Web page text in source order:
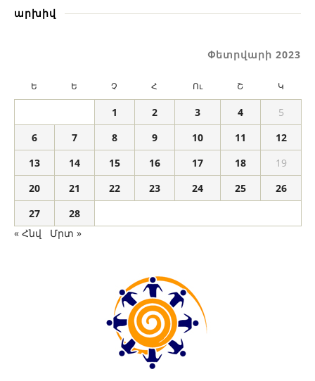
արխիվ
Փետրվարի 2023
Ե Ե Չ Հ Ու Շ Կ
1 2 3 4
5
6
7 8 9 10 11
12
13
14 15 16 17 18
19
20
21 22 23 24 25
26
27
28
« Հնվ
Մրտ »